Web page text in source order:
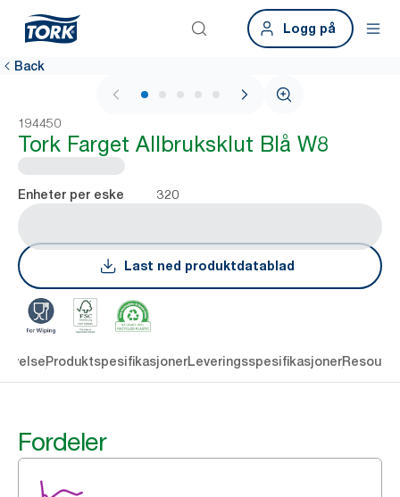
Logg på
Back
1 / 6
194450
Tork Farget Allbruksklut Blå W8
Enheter per eske 320
Last ned produktdatablad
ProduktspesifikasjonerLeveringsspesifikasjoner
Fordeler